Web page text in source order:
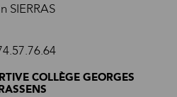
SIERRAS
COLLÈGE GEORGES